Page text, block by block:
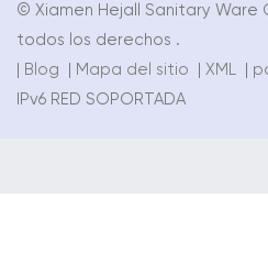
© Xiamen Hejall Sanitary Ware
todos los derechos .
Blog Mapa del sitio XML
IPv6 RED SOPORTADA